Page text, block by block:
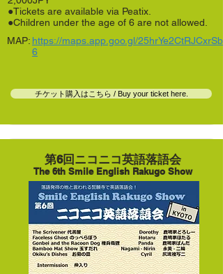
●Tickets are available via Peatix.
●Children under the age of 6 are not allowed.
MAP: https://maps.app.goo.gl/25hrYe2CtRJCxrSb
6
チケット購入はこちら / Buy your ticket here.
The 6th Smile English Rakugo Show
第6回ニコニコ英語落語会